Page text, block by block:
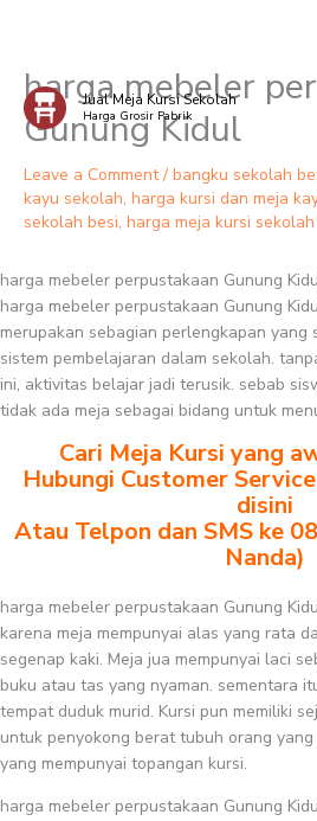
Skip
content
Jual Meja Kursi Sekolah
Harga Grosir Pabrik
harga mebeler
Gunung Kidul
Leave a Comment / bangku sekolah
kayu sekolah, harga kursi dan meja
sekolah besi, harga meja kursi
harga mebeler perpustakaan Gunung
harga mebeler perpustakaan Gunung
merupakan sebagian perlengkapan yang
sistem pembelajaran dalam sekolah.
ini, aktivitas belajar jadi terusik. sebab
tidak ada meja sebagai bidang untuk
Cari Meja Kursi yang
Hubungi Customer
disini
Atau Telpon dan SMS ke
Nanda)
harga mebeler perpustakaan Gunung
karena meja mempunyai alas yang rata
segenap kaki. Meja jua mempunyai laci
buku atau tas yang nyaman. sementara
tempat duduk murid. Kursi pun memiliki
untuk penyokong berat tubuh orang
yang mempunyai topangan kursi.
harga mebeler perpustakaan Gunung